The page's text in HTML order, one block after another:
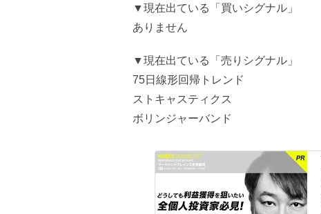
▼現在出ている「買いシグナル」
ありません
▼現在出ている「売りシグナル」
75日線形回帰トレンド
ストキャスティクス
ボリンジャーバンド